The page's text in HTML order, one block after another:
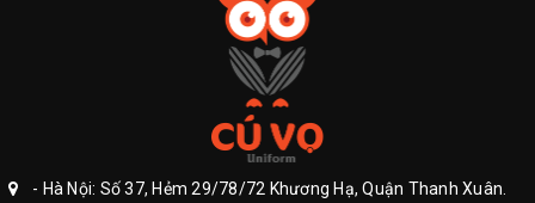
- Hà Nội: Số 37, Hẻm 29/78/72 Khương Hạ, Quận Thanh Xuân.